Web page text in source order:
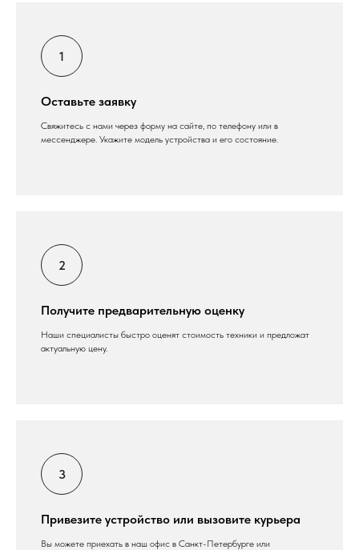
Оставьте заявку
Свяжитесь с нами через форму на сайте, по телефону или в
мессенджере. Укажите модель устройства и его состояние.
Получите предварительную оценку
Наши специалисты быстро оценят стоимость техники и предложат
актуальную цену.
Привезите устройство или вызовите курьера
Вы можете приехать в наш офис в Санкт-Петербурге или